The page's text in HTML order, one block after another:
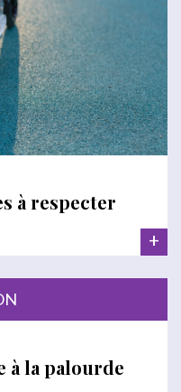
à respecter
+
à la palourde